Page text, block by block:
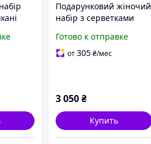
мами
Подарунковий жіночий
набір з серветками
мами, для дружини на
новий рік на день
Готово к отправке
от305₴/мес
3 050₴
Купить